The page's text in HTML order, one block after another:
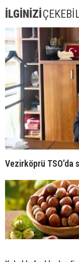
İLGİNİZİ
Vezirköprü TSO’da